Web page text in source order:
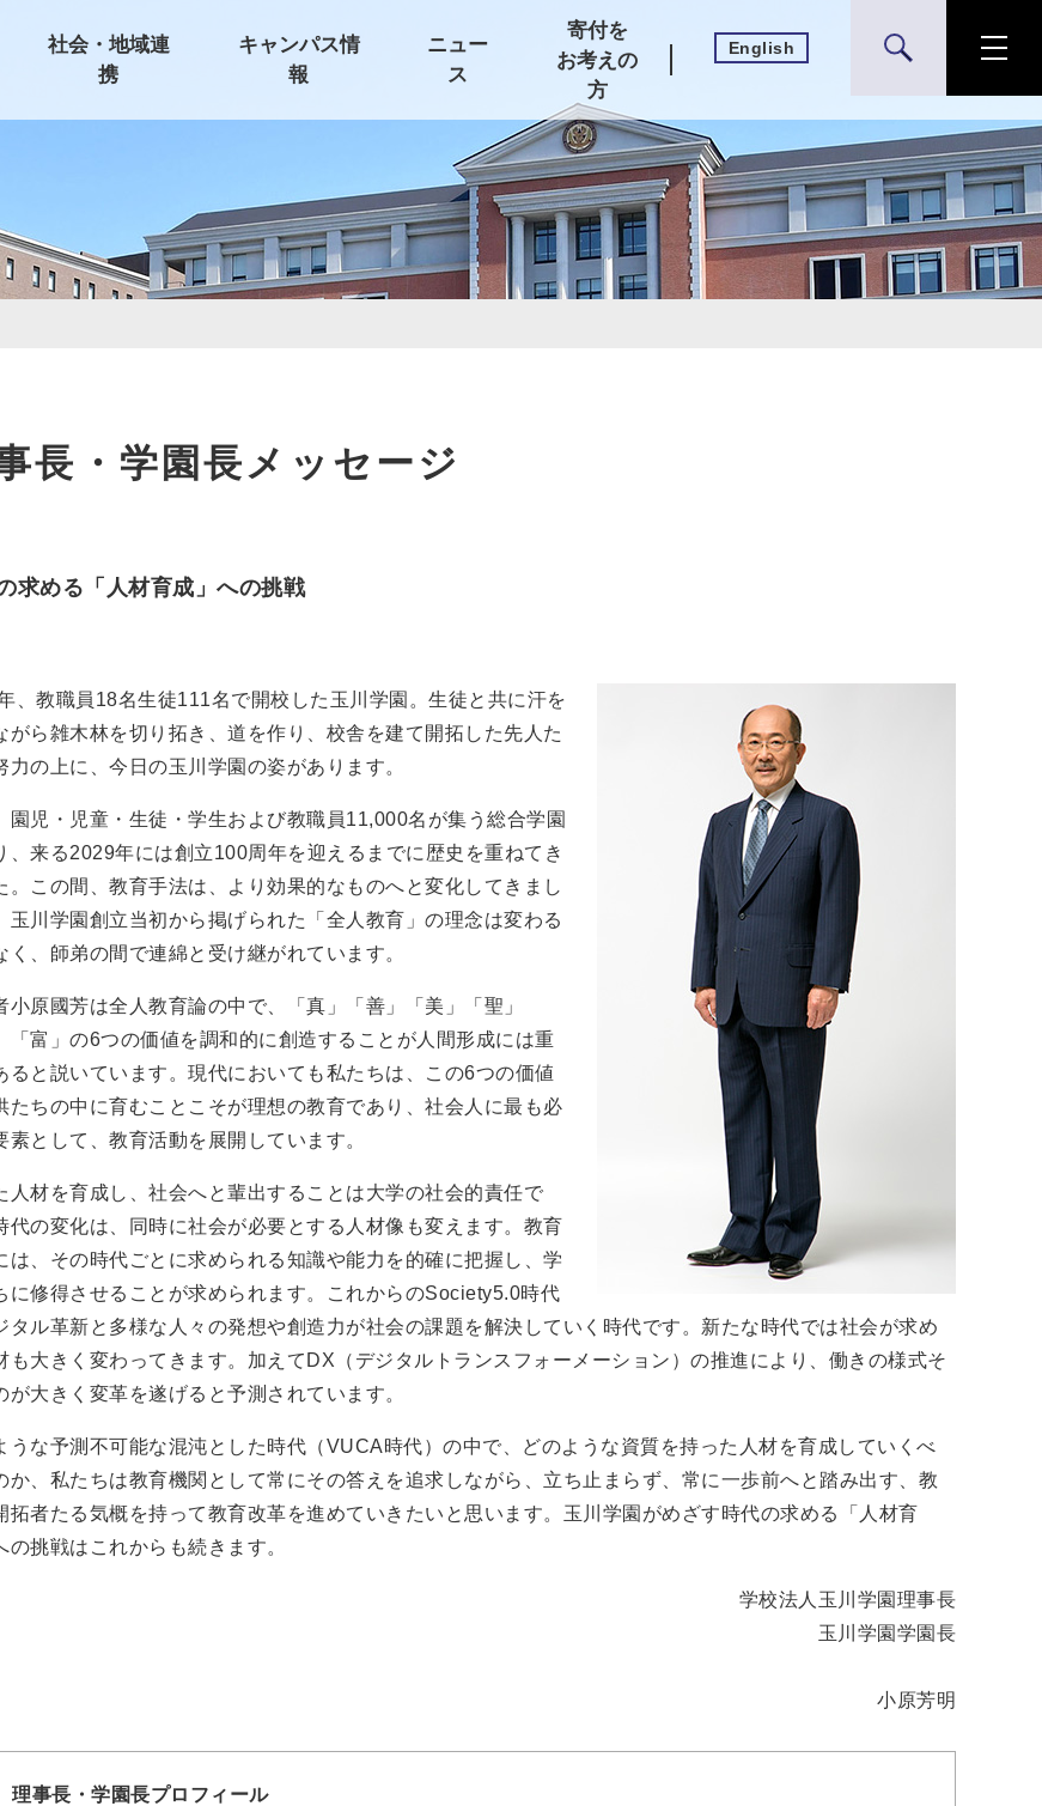
社会・地域連
携
キャンパス情
報
ニュー
ス
寄付を
お考えの
方
English 検索
長・学園長メッセージ
求める「人材育成」への挑戦
、教職員18名生徒111名で開校した玉川学園。生徒と共に汗を
がら雑木林を切り拓き、道を作り、校舎を建て開拓した先人た
力の上に、今日の玉川学園の姿があります。
園児・児童・生徒・学生および教職員11,000名が集う総合学園
、来る2029年には創立100周年を迎えるまでに歴史を重ねてき
。この間、教育手法は、より効果的なものへと変化してきまし
玉川学園創立当初から掲げられた「全人教育」の理念は変わる
く、師弟の間で連綿と受け継がれています。
小原國芳は全人教育論の中で、「真」「善」「美」「聖」
「富」の6つの価値を調和的に創造することが人間形成には重
ると説いています。現代においても私たちは、この6つの価値
たちの中に育むことこそが理想の教育であり、社会人に最も必
素として、教育活動を展開しています。
人材を育成し、社会へと輩出することは大学の社会的責任で
代の変化は、同時に社会が必要とする人材像も変えます。教育
は、その時代ごとに求められる知識や能力を的確に把握し、学
に修得させることが求められます。これからのSociety5.0時代
タル革新と多様な人々の発想や創造力が社会の課題を解決していく時代です。新たな時代では社会が求め
も大きく変わってきます。加えてDX（デジタルトランスフォーメーション）の推進により、働きの様式そ
が大きく変革を遂げると予測されています。
うな予測不可能な混沌とした時代（VUCA時代）の中で、どのような資質を持った人材を育成していくべ
か、私たちは教育機関として常にその答えを追求しながら、立ち止まらず、常に一歩前へと踏み出す、教
拓者たる気概を持って教育改革を進めていきたいと思います。玉川学園がめざす時代の求める「人材育
の挑戦はこれからも続きます。
学校法人玉川学園理事長
玉川学園学園長
小原芳明
理事長・学園長プロフィール